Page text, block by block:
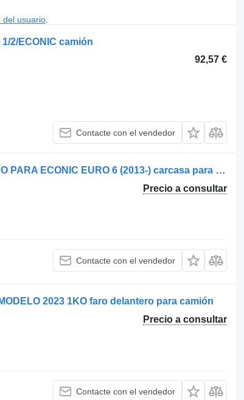
del usuario.
2/ECONIC camión
92,57 €
Contacte con el vendedor
Mercedes-Benz PARACHOQUES IZQUIERDO PARA ECONIC EURO 6 (2013-) carcasa para faro para Mercedes-Benz ECONIC EURO 6 (2013-) camión
Precio a consultar
Contacte con el vendedor
2023 1KO faro delantero para camión
Precio a consultar
Contacte con el vendedor